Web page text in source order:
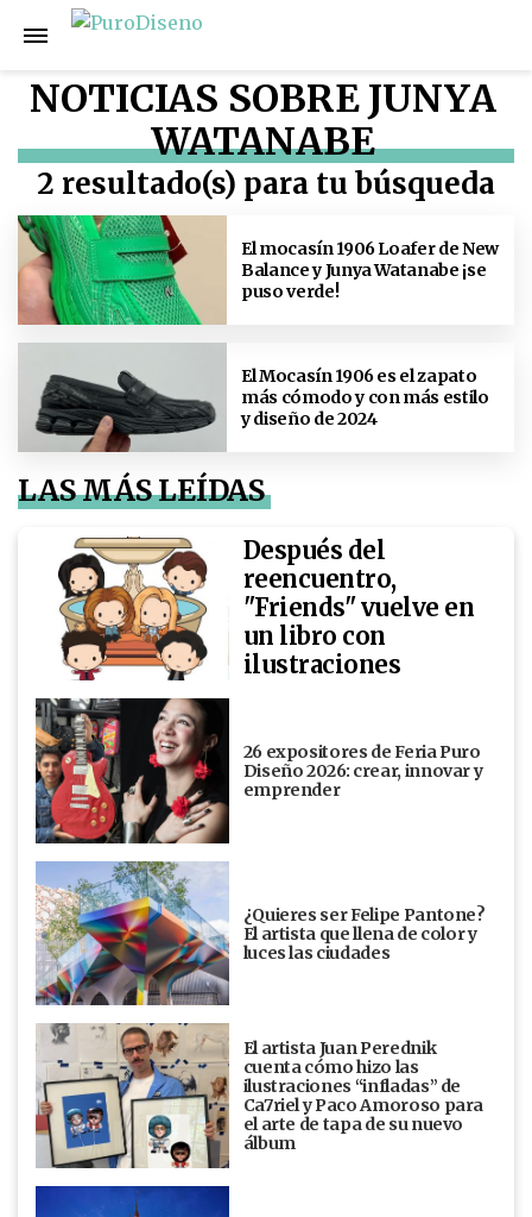
NOTICIAS SOBRE JUNYA
WATANABE
2 resultado(s) para tu búsqueda
El mocasín 1906 Loafer de New
Balance y Junya Watanabe ¡se
puso verde!
El Mocasín 1906 es el zapato
más cómodo y con más estilo
y diseño de 2024
LAS MÁS LEÍDAS
Después del
reencuentro,
"Friends" vuelve en
un libro con
ilustraciones
26 expositores de Feria Puro
Diseño 2026: crear, innovar y
emprender
¿Quieres ser Felipe Pantone?
El artista que llena de color y
luces las ciudades
El artista Juan Perednik
cuenta cómo hizo las
ilustraciones “infladas” de
Ca7riel y Paco Amoroso para
el arte de tapa de su nuevo
álbum